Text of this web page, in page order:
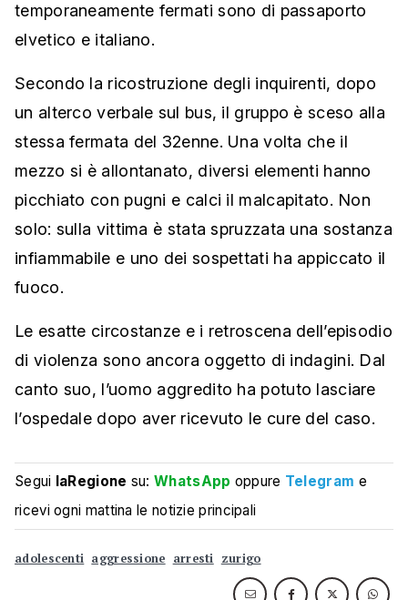
temporaneamente fermati sono di passaporto
elvetico e italiano.
Secondo la ricostruzione degli inquirenti, dopo
un alterco verbale sul bus, il gruppo è sceso alla
stessa fermata del 32enne. Una volta che il
mezzo si è allontanato, diversi elementi hanno
picchiato con pugni e calci il malcapitato. Non
solo: sulla vittima è stata spruzzata una sostanza
infiammabile e uno dei sospettati ha appiccato il
fuoco.
Le esatte circostanze e i retroscena dell’episodio
di violenza sono ancora oggetto di indagini. Dal
canto suo, l’uomo aggredito ha potuto lasciare
l’ospedale dopo aver ricevuto le cure del caso.
Segui laRegione su:WhatsApp oppure Telegram e
ricevi ogni mattina le notizie principali
adolescenti aggressione arresti zurigo